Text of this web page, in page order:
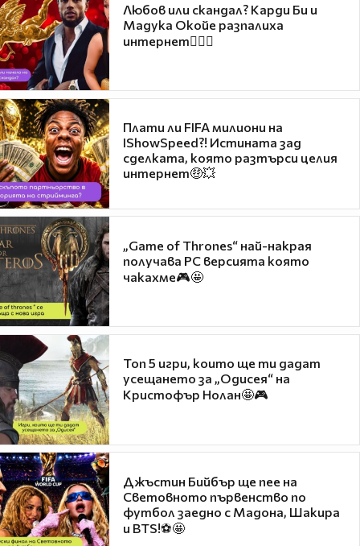
Любов или скандал? Карди Би и
Мадука Окойе разпалиха
интернет❤️‍🔥🔥
Плати ли FIFA милиони на
IShowSpeed?! Истината зад
сделката, която разтърси целия
интернет🤑💥
„Game of Thrones“ най-накрая
получава PC версията която
чакахме🎮🤩
Топ 5 игри, които ще ти дадат
усещането за „Одисея“ на
Кристофър Нолан🤩🎮
Джъстин Бийбър ще пее на
Световното първенство по
футбол заедно с Мадона, Шакира
и BTS!⚽🤩